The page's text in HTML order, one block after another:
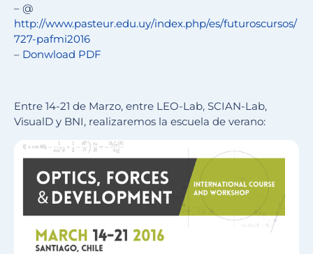
– @
http://www.pasteur.edu.uy/index.php/es/futuroscursos/
727-pafmi2016
– Donwload PDF
Entre 14-21 de Marzo, entre LEO-Lab, SCIAN-Lab,
VisualD y BNI, realizaremos la escuela de verano: